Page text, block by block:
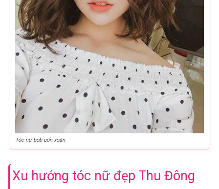
Tóc nữ bob uốn xoăn
Xu hướng tóc nữ đẹp Thu Đông